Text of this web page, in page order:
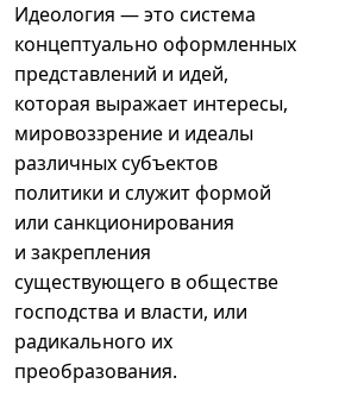
Идеология — это система
концептуально оформленных
представлений и идей,
которая выражает интересы,
мировоззрение и идеалы
различных субъектов
политики и служит формой
или санкционирования
и закрепления
существующего в обществе
господства и власти, или
радикального их
преобразования.